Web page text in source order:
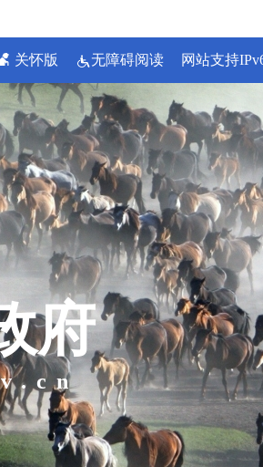
关怀版 无障碍阅读 网站支持
府